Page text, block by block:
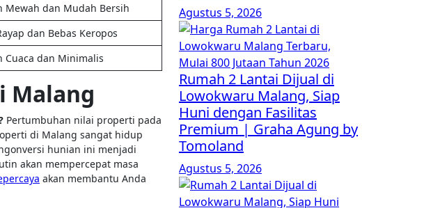
Mewah dan Mudah Bersih
dan Bebas Keropos
Cuaca dan Minimalis
Malang
Pertumbuhan nilai properti pada
di Malang sangat hidup
hunian ini menjadi
akan mempercepat masa
akan membantu Anda
Agustus 5, 2026
Rumah 2 Lantai Dijual di
Lowokwaru Malang, Siap
Huni dengan Fasilitas
Premium | Graha Agung by
Tomoland
Agustus 5, 2026